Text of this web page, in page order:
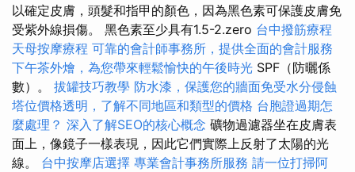
以確定皮膚，頭髮和指甲的顏色，因為黑色素可保護皮膚免
受紫外線損傷。 黑色素至少具有1.5-2.zero 台中撥筋療程
天母按摩療程 可靠的會計師事務所，提供全面的會計服務
下午茶外燴，為您帶來輕鬆愉快的午後時光 SPF（防曬係
數）。 拔罐技巧教學 防水漆，保護您的牆面免受水分侵蝕
塔位價格透明，了解不同地區和類型的價格 台胞證過期怎
麼處理？ 深入了解SEO的核心概念 礦物過濾器坐在皮膚表
面上，像鏡子一樣表現，因此它們實際上反射了太陽的光
線。 台中按摩店選擇 專業會計事務所服務 請一位打掃阿